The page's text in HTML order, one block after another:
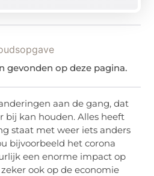
gevonden op deze pagina.
aan de gang, dat
bij kan houden. Alles heeft
staat met weer iets anders
bijvoorbeeld het corona
een enorme impact op
ook op de economie